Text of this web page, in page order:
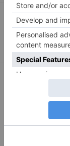
Sicht einer